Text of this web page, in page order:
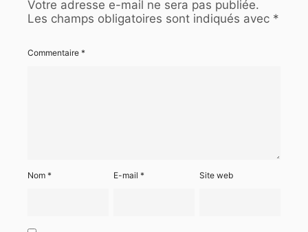
Votre adresse e-mail ne sera pas publiée.
Les champs obligatoires sont indiqués avec *
Commentaire *
Nom * E-mail* Site web